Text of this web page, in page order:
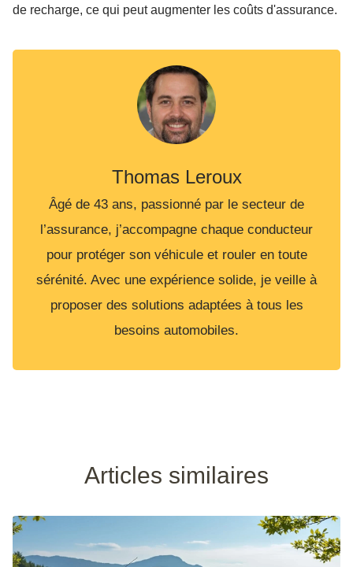
de recharge, ce qui peut augmenter les coûts d'assurance.
Thomas Leroux
Âgé de 43 ans, passionné par le secteur de
l’assurance, j’accompagne chaque conducteur
pour protéger son véhicule et rouler en toute
sérénité. Avec une expérience solide, je veille à
proposer des solutions adaptées à tous les
besoins automobiles.
Articles similaires